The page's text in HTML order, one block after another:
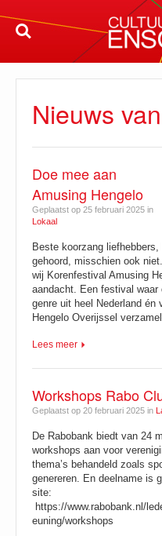
Nieuws
Doe mee aan
Amusing Hengelo
Geplaatst op 25 februari 2025 in
Lokaal
Beste koorzang
gehoord, misschien ook
wij Korenfestival Amusing
aandacht. Een festival
genre uit heel Nederland
Hengelo Overijssel
Lees meer
Workshops Rabo
Geplaatst op 20 februari 2025 in
De Rabobank biedt van 24
workshops aan voor
thema’s behandeld zoals
genereren. En deelname is
site:
https://www.rabobank.nl/
euning/workshops